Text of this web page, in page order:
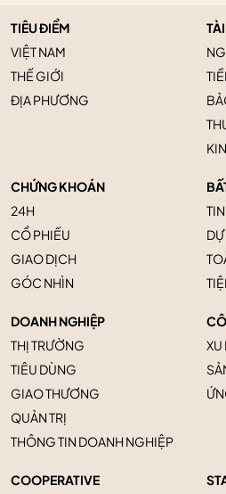
TIÊU ĐIỂM
VIỆT NAM
THẾ GIỚI
ĐỊA PHƯƠNG
CHỨNG KHOÁN
24H
CỔ PHIẾU
GIAO DỊCH
GÓC NHÌN
DOANH NGHIỆP
THỊ TRƯỜNG
TIÊU DÙNG
GIAO THƯƠNG
QUẢN TRỊ
THÔNG TIN DOANH NGHIỆP
XU
COOPERATIVE